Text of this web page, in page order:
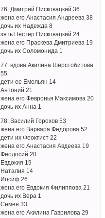
76. Дмитрий Писковацкий 36
жена его Анастасия Андреева 38
дочь их Надежда 8
зять Нестер Писковацкий 24
жена его Праскева Дмитриева 19
дочь их Соломонида 1
77. вдова Акилина Шерстобитова
55
дети ее Емельян 14
Антоний 21
жена его Февронья Максимова 20
дочь их Анна 1
78. Василий Горохов 53
жена его Варвара Федорова 52
дети их Феоктист 22
жена его Анастасия Авдеева 19
Феодосий 20
Евдокия 19
Наталия 14
Иосиф 26
жена его Евдокия Филиппова 21
дочь их Вера 1
Семен 33
жена его Акилина Гаврилова 29